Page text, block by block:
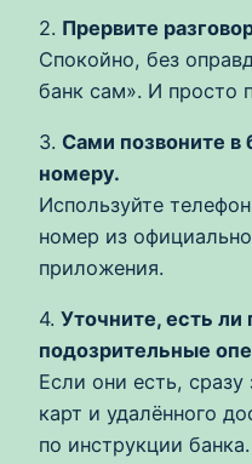
2. Прервите
Спокойно, без
банк сам». И просто
3. Сами позвоните в
номеру.
Используйте
номер из
приложения.
4. Уточните, есть
подозрительные
Если они есть,
карт и удалённого
по инструкции банка.